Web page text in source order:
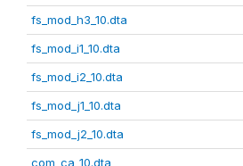
fs_mod_h3_10.dta
fs_mod_i1_10.dta
fs_mod_i2_10.dta
fs_mod_j1_10.dta
fs_mod_j2_10.dta
com_ca_10.dta